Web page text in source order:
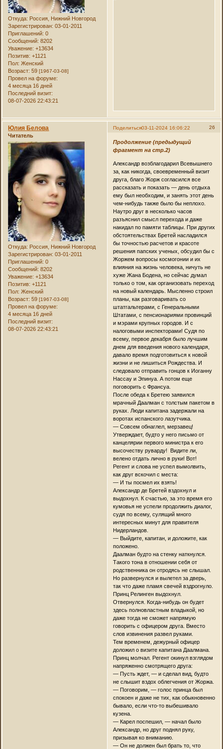
Откуда: Россия, Нижний Новгород
Зарегистрирован: 03-01-2011
Приглашений: 0
Сообщений: 8202
Уважение: +13634
Позитив: +1121
Пол: Женский
Возраст: 59[1967-03-08]
Провел на форуме:
4 месяца 16 дней
Последний визит:
08-07-2026 22:43:21
Поделиться 26
03-11-2024 16:06:22
Юлия Белова
Читатель
Откуда: Россия, Нижний Новгород
Зарегистрирован: 03-01-2011
Приглашений: 0
Сообщений: 8202
Уважение: +13634
Позитив: +1121
Пол: Женский
Возраст: 59[1967-03-08]
Провел на форуме:
4 месяца 16 дней
Последний визит:
08-07-2026 22:43:21
Продолжение (предыдущий
фрагмент на стр.2)
Александр возблагодарил Всевышнего
за, как никогда, своевременный визит
друга, благо Жорж согласился все
рассказать и показать — день отдыха
ему был необходим, и занять этот день
чем-нибудь также было бы неплохо.
Наутро друг в несколько часов
разъяснил смысл перехода и даже
накидал по памяти таблицы. При других
обстоятельствах Бретей насладился
бы точностью расчетов и красоте
решения папских ученых, обсудил бы с
Жоржем вопросы космогонии и их
влияния на жизнь человека, ничуть не
хуже Жана Бодена, но сейчас думал
только о том, как организовать переход
на новый календарь. Мысленно строил
планы, как разговаривать со
штатгальтерами, с Генеральными
Штатами, с пенсионариями провинций
и мэрами крупных городов. И с
налоговыми инспекторами! Судя по
всему, первое декабря было лучшим
днем для введения нового календаря,
давало время подготовиться к новой
жизни и не лишиться Рождества. И
следовало отправить гонцов к Иоганну
Нассау и Эпинуа. А потом еще
поговорить с Франсуа.
После обеда к Бретею заявился
мрачный Даалман с толстым пакетом в
руках. Люди капитана задержали на
воротах испанского лазутчика.
— Совсем обнаглел, мерзавец!
Утверждает, будто у него письмо от
канцелярии первого министра к его
высочеству руварду! Видите ли,
велено отдать лично в руки! Вот!
Регент и слова не успел вымолвить,
как друг вскочил с места:
— И ты посмел их взять!
Александр де Бретей вздохнул и
выдохнул. К счастью, за это время его
кумовья не успели продолжить диалог,
судя по всему, сулящий много
интересных минут для правителя
Нидерландов.
— Выйдите, капитан, и доложите, как
положено.
Даалман будто на стенку наткнулся.
Такого тона в отношении себя от
родственника он отродясь не слышал.
Но развернулся и вылетел за дверь,
так что даже пламя свечей вздрогнуло.
Принц Релинген выдохнул.
Отвернулся. Когда-нибудь он будет
здесь полновластным владыкой, но
даже тогда не сможет напрямую
говорить с офицером друга. Вместо
слов извинения развел руками.
Тем временем, дежурный офицер
доложил о визите капитана Даалмана.
Принц молчал. Регент окинул взглядом
напряженно смотрящего друга:
— Пусть ждет, — и сделал вид, будто
не слышит вздох облегчения от Жоржа.
— Поговорим, — голос принца был
спокоен и даже не тих, как обыкновенно
бывало, если что-то выбешивало
кузена.
— Карел поспешил, — начал было
Александр, но друг поднял руку,
призывая ко вниманию.
— Он не должен был брать то, что